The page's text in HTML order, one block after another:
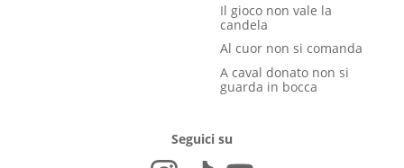
Il gioco non vale la
candela
Al cuor non si comanda
A caval donato non si
guarda in bocca
Seguici su